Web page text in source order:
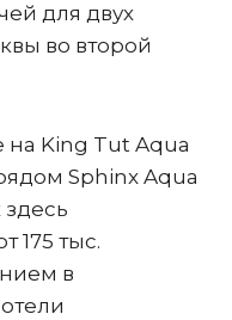
для двух
во второй
King Tut Aqua
Sphinx Aqua
175 тыс.
в